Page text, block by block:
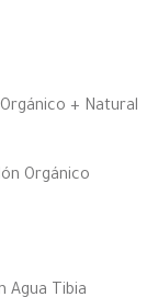
+ Natural
Orgánico
Agua Tibia